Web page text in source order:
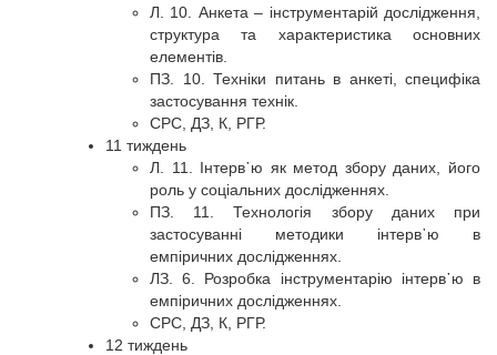
Л. 10. Анкета – інструментарій дослідження,
структура та характеристика основних
елементів.
ПЗ. 10. Техніки питань в анкеті, специфіка
застосування технік.
СРС, ДЗ, К, РГР.
11 тиждень
Л. 11. Інтерв᾽ю як метод збору даних, його
роль у соціальних дослідженнях.
ПЗ. 11. Технологія збору даних при
застосуванні методики інтерв᾽ю в
емпіричних дослідженнях.
ЛЗ. 6. Розробка інструментарію інтерв᾽ю в
емпіричних дослідженнях.
СРС, ДЗ, К, РГР.
12 тиждень